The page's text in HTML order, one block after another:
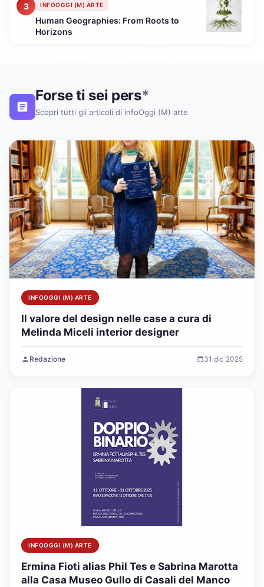
3 INFOOGGI (M) ARTE
Human Geographies: From Roots to
Horizons
Forse ti sei pers*
Scopri tutti gli articoli di infoOggi (M) arte
INFOOGGI (M) ARTE
Il valore del design nelle case a cura di
Melinda Miceli interior designer
Redazione 31 dic 2025
INFOOGGI (M) ARTE
Ermina Fioti alias Phil Tes e Sabrina Marotta
alla Casa Museo Gullo di Casali del Manco